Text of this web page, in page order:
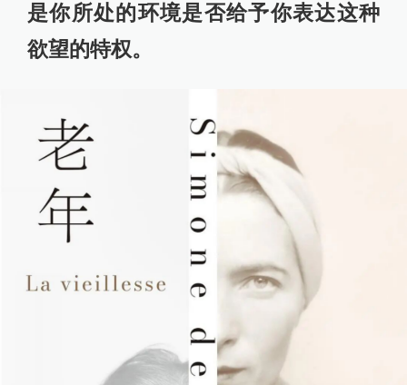
是你所处的环境是否给予你表达这种
欲望的特权。